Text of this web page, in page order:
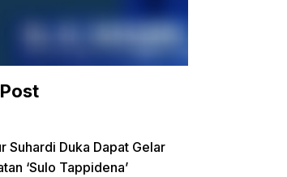
Suhardi Duka Dapat Gelar
‘Sulo Tappidena’